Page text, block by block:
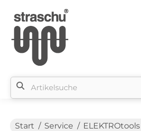
Start Service